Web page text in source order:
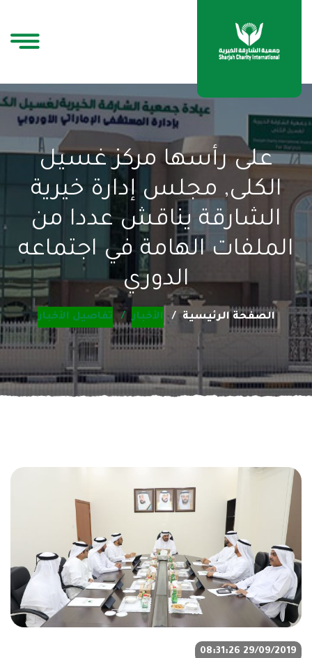
على رأسها مركز غسيل
الكلى, مجلس إدارة خيرية
الشارقة يناقش عددا من
الملفات الهامة في اجتماعه
الدوري
الصفحة الرئيسية الأخبار تفاصيل الأخبار
29/09/2019 08:31:26